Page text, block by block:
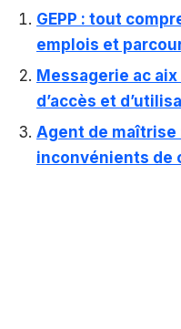
GEPP : tout
emplois et
Messagerie ac
d’accès et
Agent de maîtrise
inconvénients de